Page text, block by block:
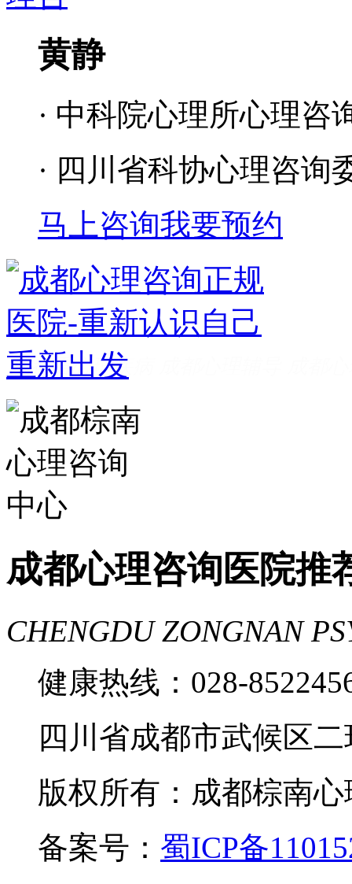
黄静
· 中科院心理所心理咨
· 四川省科协心理咨询
马上咨询我要预约
成都看心理疾病
家好 成都心理咨询推荐
费
成都心理医院哪里好
成都心理咨询医院推
CHENGDU ZONGNAN
健康热线：028-
四川省成都市武候区
版权所有：成都棕南
备案号： 蜀ICP备